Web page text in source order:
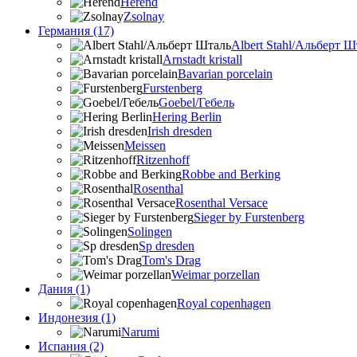
Zsolnay
Германия (17)
Albert Stahl/Альбеpт
Arnstadt kristall
Bavarian porcelain
Furstenberg
Goebel/Гебель
Hering Berlin
Irish dresden
Meissen
Ritzenhoff
Robbe and Berking
Rosenthal
Rosenthal Versace
Sieger by Furstenberg
Solingen
Sp dresden
Tom's Drag
Weimar porzellan
Дания (1)
Royal copenhagen
Индонезия (1)
Narumi
Испания (2)